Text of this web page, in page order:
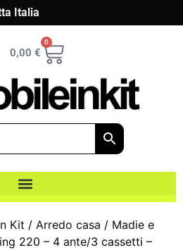
Italia
0,00 €
0
Kit / Arredo casa / Madie e
220 – 4 ante/3 cassetti –